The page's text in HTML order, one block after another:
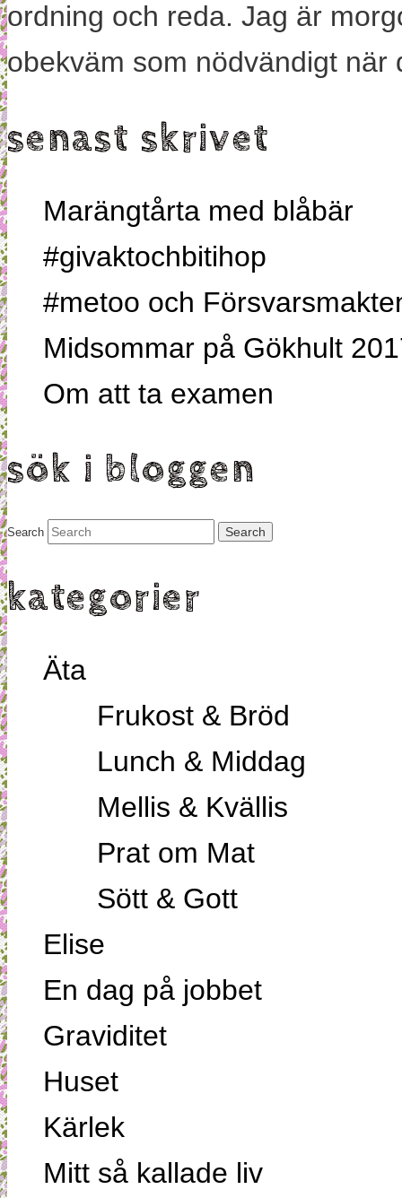
ordning och reda. Jag är
obekväm som nödvändigt när
senast skrivet
Marängtårta med blåbär
#givaktochbitihop
#metoo och
Midsommar på Gökhult
Om att ta examen
sök i bloggen
Search
kategorier
Äta
Frukost & Bröd
Lunch & Middag
Mellis & Kvällis
Prat om Mat
Sött & Gott
Elise
En dag på jobbet
Graviditet
Huset
Kärlek
Mitt så kallade liv